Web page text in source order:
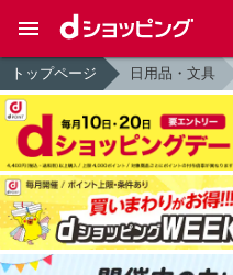
トップページ 日用品・文具